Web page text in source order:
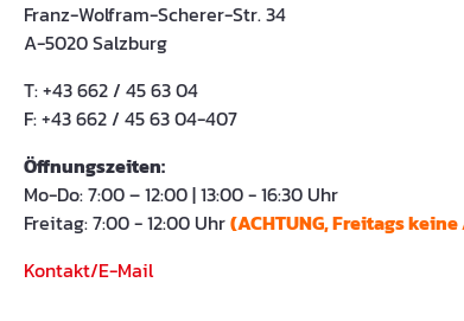
Franz-Wolfram-Scherer-Str. 34
A-5020 Salzburg
T: +43 662 / 45 63 04
F: +43 662 / 45 63 04-407
Öffnungszeiten:
Mo-Do: 7:00 – 12:00 | 13:00 - 16:30 Uhr
Freitag: 7:00 - 12:00 Uhr(ACHTUNG, Freitags
Kontakt/E-Mail